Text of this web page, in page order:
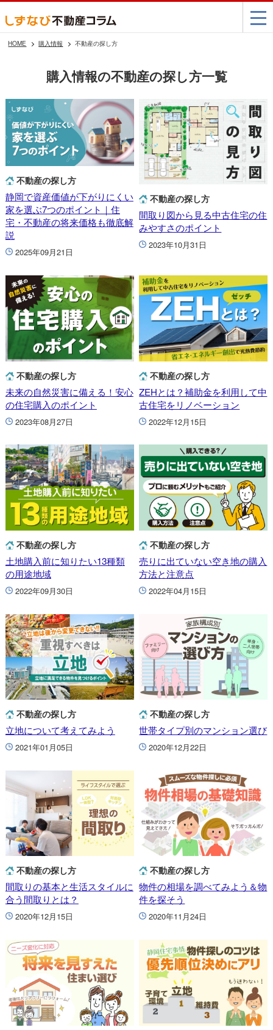
HOME 購入情報 不動産の探し方
購入情報の不動産の探し方一覧
不動産の探し方
静岡で資産価値が下がりにくい
家を選ぶ7つのポイント｜住
宅・不動産の将来価格も徹底解
説
2025年09月21日
不動産の探し方
間取り図から見る中古住宅の住
みやすさのポイント
2023年10月31日
不動産の探し方
未来の自然災害に備える！安心
の住宅購入のポイント
2023年08月27日
不動産の探し方
ZEHとは？補助金を利用して中
古住宅をリノベーション
2022年12月15日
不動産の探し方
土地購入前に知りたい13種類
の用途地域
2022年09月30日
不動産の探し方
売りに出ていない空き地の購入
方法と注意点
2022年04月15日
不動産の探し方
立地について考えてみよう
2021年01月05日
不動産の探し方
世帯タイプ別のマンション選び
2020年12月22日
不動産の探し方
間取りの基本と生活スタイルに
合う間取りとは？
2020年12月15日
不動産の探し方
物件の相場を調べてみよう＆物
件を探そう
2020年11月24日